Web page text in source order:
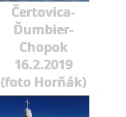
Čertovica-
Ďumbier-
Chopok
16.2.2019
(foto Horňák)